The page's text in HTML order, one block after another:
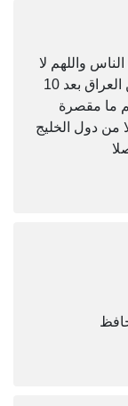
واللهم لا
ربي لا يشوفكم الي شفناه كان مر جدا الحين العراق بعد 10
ما مقصرة
من دول الخليج